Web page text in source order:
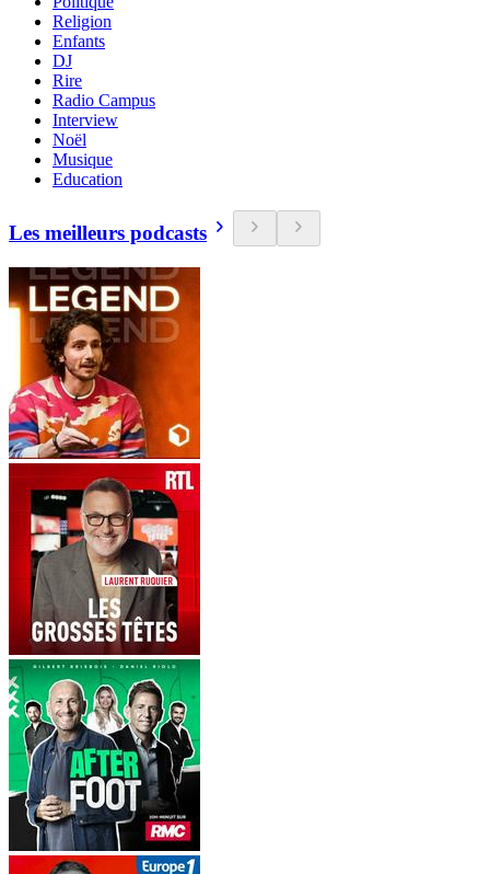
Religion
Enfants
DJ
Rire
Radio Campus
Interview
Noël
Musique
Education
Les meilleurs podcasts